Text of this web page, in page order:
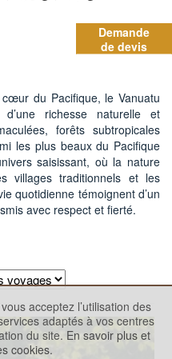
du Pacifique, le Vanuatu
richesse naturelle et
forêts subtropicales
les plus beaux du Pacifique
saisissant, où la nature
villages traditionnels et les
quotidienne témoignent d’un
avec respect et fierté.
Demande
de devis
acceptez l’utilisation des
adaptés à vos centres
du site. En savoir plus et
cookies.